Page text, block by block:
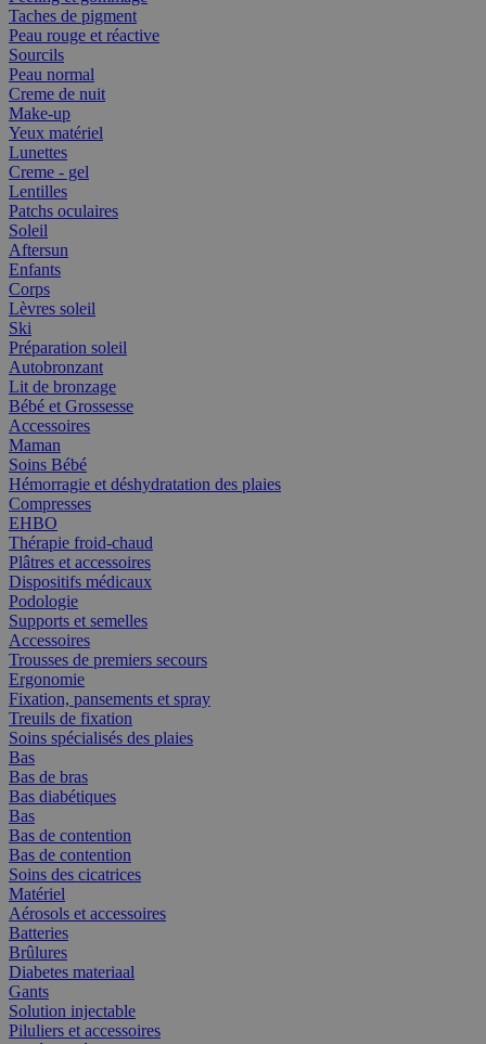
Taches de pigment
Peau rouge et réactive
Sourcils
Peau normal
Creme de nuit
Make-up
Yeux matériel
Lunettes
Creme - gel
Lentilles
Patchs oculaires
Soleil
Aftersun
Enfants
Corps
Lèvres soleil
Ski
Préparation soleil
Autobronzant
Lit de bronzage
Bébé et Grossesse
Accessoires
Maman
Soins Bébé
Hémorragie et déshydratation des plaies
Compresses
EHBO
Thérapie froid-chaud
Plâtres et accessoires
Dispositifs médicaux
Podologie
Supports et semelles
Accessoires
Trousses de premiers secours
Ergonomie
Fixation, pansements et spray
Treuils de fixation
Soins spécialisés des plaies
Bas
Bas de bras
Bas diabétiques
Bas
Bas de contention
Bas de contention
Soins des cicatrices
Matériel
Aérosols et accessoires
Batteries
Brûlures
Diabetes materiaal
Gants
Solution injectable
Piluliers et accessoires